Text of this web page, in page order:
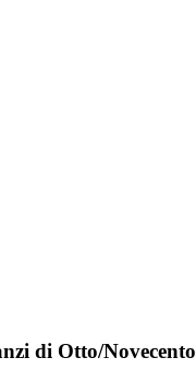
di Otto/Novecento